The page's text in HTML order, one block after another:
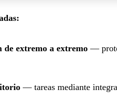
de extremo a extremo —
— tareas mediante